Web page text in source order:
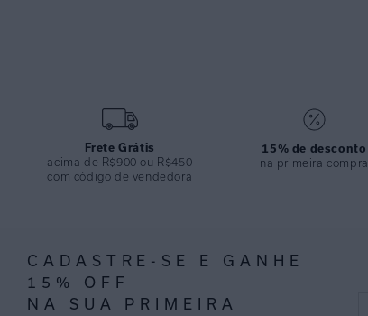
Frete Grátis
acima de R$900 ou R$450
com código de vendedora
15% de desconto
na primeira compra
CADASTRE-SE E GANHE
15% OFF
NA SUA PRIMEIRA